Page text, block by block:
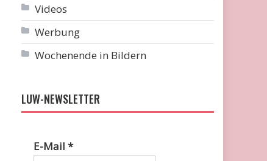
Videos
Werbung
Wochenende in Bildern
LUW-NEWSLETTER
E-Mail*